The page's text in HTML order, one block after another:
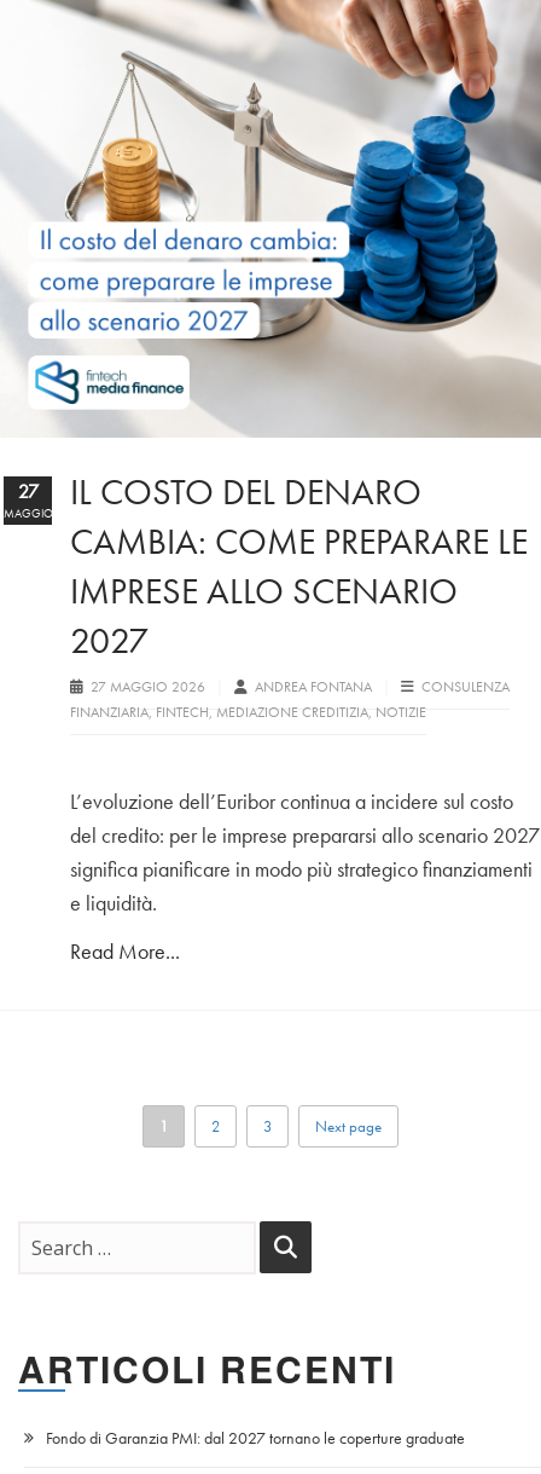
IL COSTO DEL DENARO
CAMBIA: COME PREPARARE LE
IMPRESE ALLO SCENARIO
2027
27 MAGGIO 2026 ANDREA FONTANA
CONSULENZA
FINANZIARIA, FINTECH, MEDIAZIONE CREDITIZIA, NOTIZIE
L’evoluzione dell’Euribor continua a incidere sul costo
del credito: per le imprese prepararsi allo scenario 2027
significa pianificare in modo più strategico finanziamenti
e liquidità.
Read More...
27
MAGGIO
1 2 3 Next page
ARTICOLI RECENTI
Fondo di Garanzia PMI: dal 2027 tornano le coperture graduate